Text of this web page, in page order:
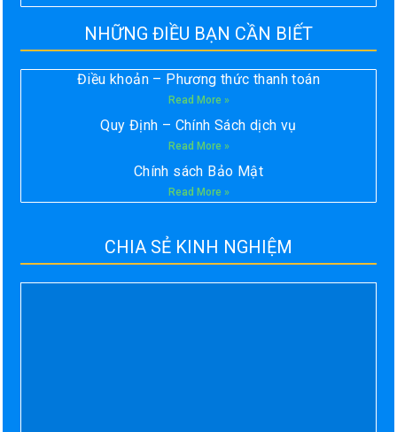
NHỮNG ĐIỀU BẠN CẦN BIẾT
Điều khoản – Phương thức thanh toán
Read More »
Quy Định – Chính Sách dịch vụ
Read More »
Chính sách Bảo Mật
Read More »
CHIA SẺ KINH NGHIỆM